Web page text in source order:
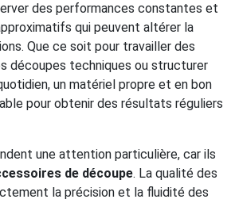
des performances constantes et
qui peuvent altérer la
Que ce soit pour travailler des
découpes techniques ou structurer
un matériel propre et en bon
pour obtenir des résultats réguliers
une attention particulière, car ils
de découpe. La qualité des
la précision et la fluidité des